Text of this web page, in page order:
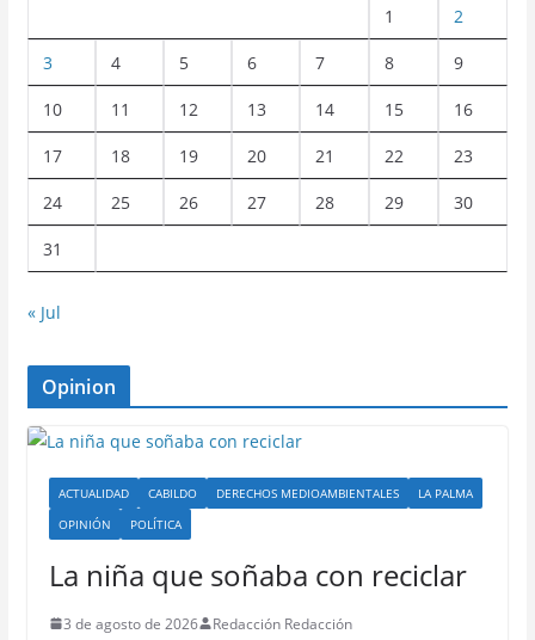
1 2
3 4 5 6 7 8 9
10 11 12 13 14 15 16
17 18 19 20 21 22 23
24 25 26 27 28 29 30
31
« Jul
Opinion
ACTUALIDAD CABILDO DERECHOS MEDIOAMBIENTALES
LA PALMA
OPINIÓN
POLÍTICA
La niña que soñaba con reciclar
3 de agosto de 2026 Redacción Redacción